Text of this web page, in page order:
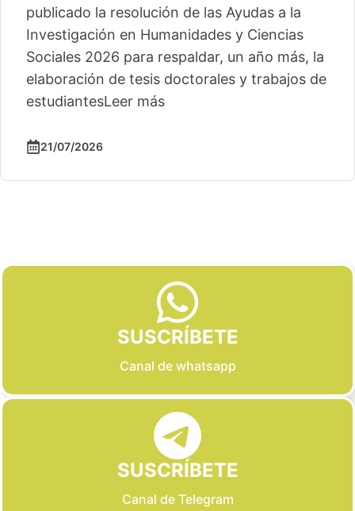
publicado la resolución de las Ayudas a la
Investigación en Humanidades y Ciencias
Sociales 2026 para respaldar, un año más, la
elaboración de tesis doctorales y trabajos de
estudiantesLeer más
21/07/2026
SUSCRÍBETE
Canal de whatsapp
SUSCRÍBETE
Canal de Telegram